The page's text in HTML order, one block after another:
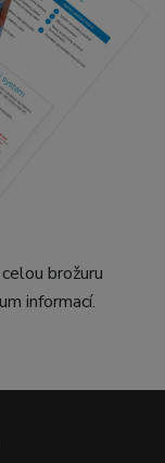
brožuru
informací.